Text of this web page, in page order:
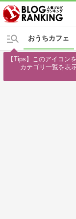
おうちカフェ
【Tips】このアイコン
カテゴリ一覧を表